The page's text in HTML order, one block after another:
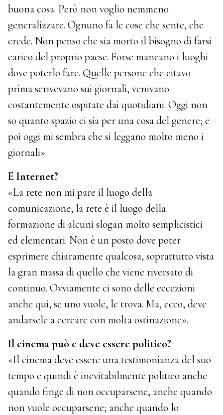
buona cosa. Però non voglio nemmeno
generalizzare. Ognuno fa le cose che sente, che
crede. Non penso che sia morto il bisogno di farsi
carico del proprio paese. Forse mancano i luoghi
dove poterlo fare. Quelle persone che citavo
prima scrivevano sui giornali, venivano
costantemente ospitate dai quotidiani. Oggi non
so quanto spazio ci sia per una cosa del genere; e
poi oggi mi sembra che si leggano molto meno i
giornali».
E Internet?
«La rete non mi pare il luogo della
comunicazione; la rete è il luogo della
formazione di alcuni slogan molto semplicistici
ed elementari. Non è un posto dove poter
esprimere chiaramente qualcosa, soprattutto vista
la gran massa di quello che viene riversato di
continuo. Ovviamente ci sono delle eccezioni
anche qui; se uno vuole, le trova. Ma, ecco, deve
andarsele a cercare con molta ostinazione».
Il cinema può e deve essere politico?
«Il cinema deve essere una testimonianza del suo
tempo e quindi è inevitabilmente politico anche
quando finge di non occuparsene, anche quando
non vuole occuparsene; anche quando lo